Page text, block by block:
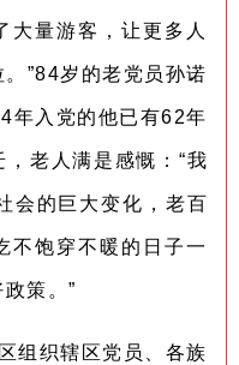
大量游客，让更多人
”84岁的老党员孙诺
年入党的他已有62年
老人满是感慨：“我
会的巨大变化，老百
不饱穿不暖的日子一
策。”
组织辖区党员、各族